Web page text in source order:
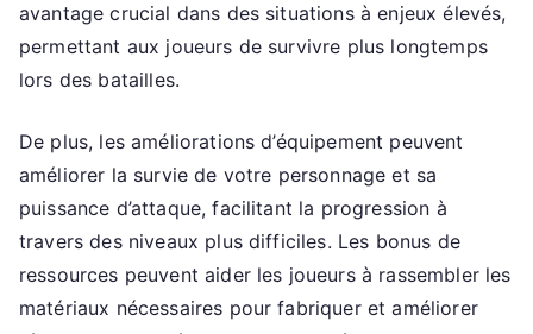
avantage crucial dans des situations à enjeux élevés,
permettant aux joueurs de survivre plus longtemps
lors des batailles.
De plus, les améliorations d’équipement peuvent
améliorer la survie de votre personnage et sa
puissance d’attaque, facilitant la progression à
travers des niveaux plus difficiles. Les bonus de
ressources peuvent aider les joueurs à rassembler les
matériaux nécessaires pour fabriquer et améliorer